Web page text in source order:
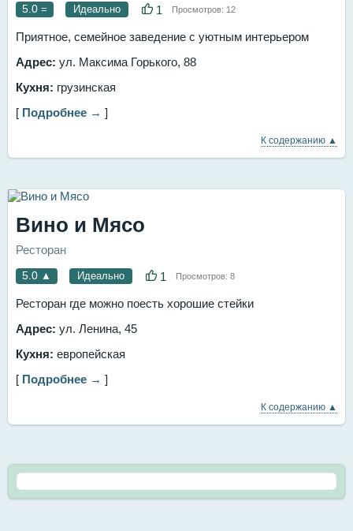
5.0 = Идеально 1 Просмотров: 12
Приятное, семейное заведение с уютным интерьером
Адрес: ул. Максима Горького, 88
Кухня: грузинская
[ Подробнее → ]
К содержанию ▲
Вино и Мясо
Ресторан
5.0 ▲ Идеально 1 Просмотров: 8
Ресторан где можно поесть хорошие стейки
Адрес: ул. Ленина, 45
Кухня: европейская
[ Подробнее → ]
К содержанию ▲